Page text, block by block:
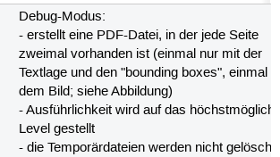
Debug-Modus:
- erstellt eine PDF-Datei, in der jede Seite
zweimal vorhanden ist (einmal nur mit der
Textlage und den "bounding boxes", einmal
dem Bild; siehe Abbildung)
- Ausführlichkeit wird auf das
Level gestellt
- die Temporärdateien werden nicht